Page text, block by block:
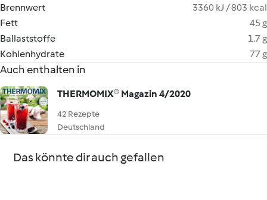
Brennwert
3360 kJ / 803 kcal
Fett
45 g
Ballaststoffe
1.7 g
Kohlenhydrate
77 g
Auch enthalten in
THERMOMIX® Magazin 4/2020
42 Rezepte
Deutschland
Das könnte dir auch gefallen